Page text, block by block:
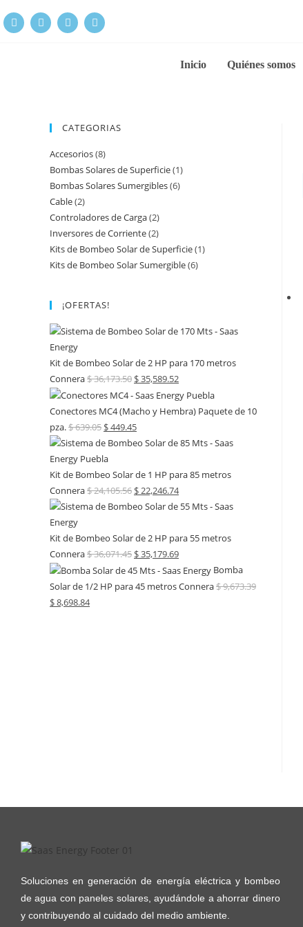
Inicio Quiénes somos
CATEGORIAS
Accesorios(8)
Bombas Solares de Superficie(1)
Bombas Solares Sumergibles(6)
Cable(2)
Controladores de Carga(2)
Inversores de Corriente(2)
Kits de Bombeo Solar de Superficie(1)
Kits de Bombeo Solar Sumergible(6)
¡OFERTAS!
Kit de Bombeo Solar de 2 HP para 170 metros
Connera$36,173.50 $35,589.52
Conectores MC4 (Macho y Hembra) Paquete de 10
pza.$639.05 $449.45
Kit de Bombeo Solar de 1 HP para 85 metros
Connera$24,105.56 $22,246.74
Kit de Bombeo Solar de 2 HP para 55 metros
Connera$36,071.45 $35,179.69
Bomba
Solar de 1/2 HP para 45 metros Connera$9,673.39
$8,698.84
Soluciones en generación de energía eléctrica y bombeo
de agua con paneles solares, ayudándole a ahorrar dinero
y contribuyendo al cuidado del medio ambiente.